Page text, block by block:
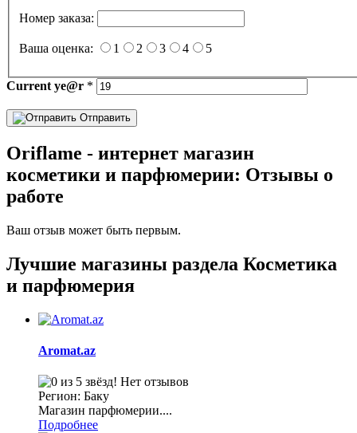
Номер заказа:
Ваша оценка: 1 2 3 4 5
Current ye@r *
Отправить
Oriflame - интернет магазин
косметики и парфюмерии: Отзывы о
работе
Ваш отзыв может быть первым.
Лучшие магазины раздела Косметика
и парфюмерия
Aromat.az
Нет отзывов
Регион: Баку
Магазин парфюмерии....
Подробнее